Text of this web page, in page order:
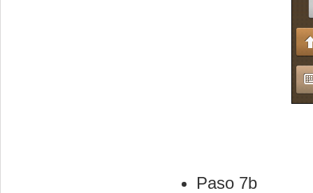
Paso 7b